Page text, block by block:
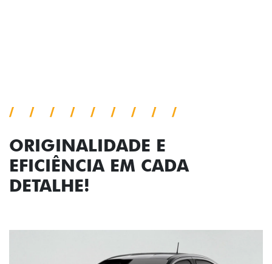
ORIGINALIDADE E
EFICIÊNCIA EM CADA
DETALHE!